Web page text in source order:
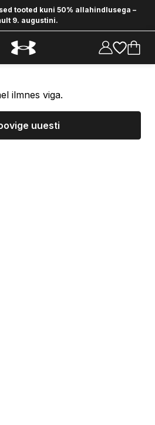
tooted kuni 50% allahindlusega –
9. augustini.
ilmnes viga.
uuesti